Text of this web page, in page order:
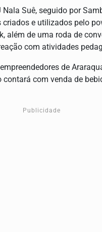
Suê, seguido por
e utilizados pelo
além de uma roda de
com atividades
de
com venda de
Publicidade